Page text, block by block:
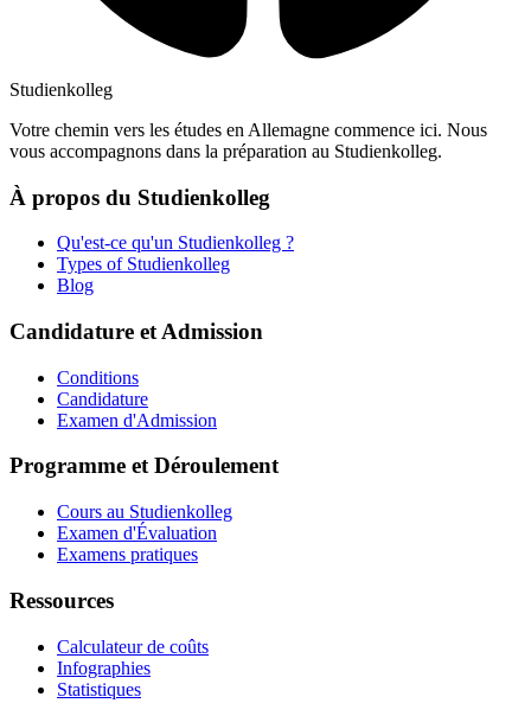
Studienkolleg
Votre chemin vers les études en Allemagne commence ici. Nous
vous accompagnons dans la préparation au Studienkolleg.
À propos du Studienkolleg
Qu'est-ce qu'un Studienkolleg ?
Types of Studienkolleg
Blog
Candidature et Admission
Conditions
Candidature
Examen d'Admission
Programme et Déroulement
Cours au Studienkolleg
Examen d'Évaluation
Examens pratiques
Ressources
Calculateur de coûts
Infographies
Statistiques